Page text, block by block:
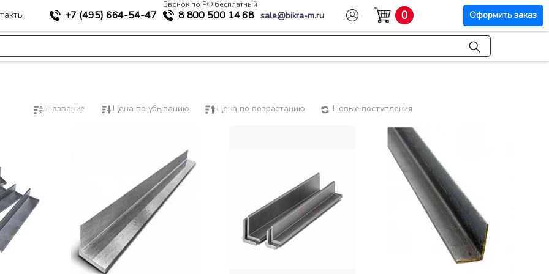
+7 (495) 664-54-47
Звонок по РФ бесплатный
8 800 500 14 68 sale@bikra-m.ru 0 Оформить заказ
Название Цена по убыванию Цена по возрастанию Новые поступления